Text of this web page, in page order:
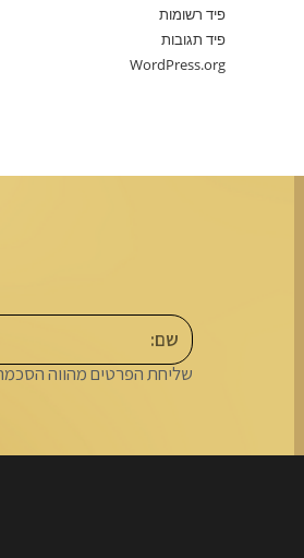
פיד רשומות
פיד תגובות
WordPress.org
שליחת הפרטים מהווה